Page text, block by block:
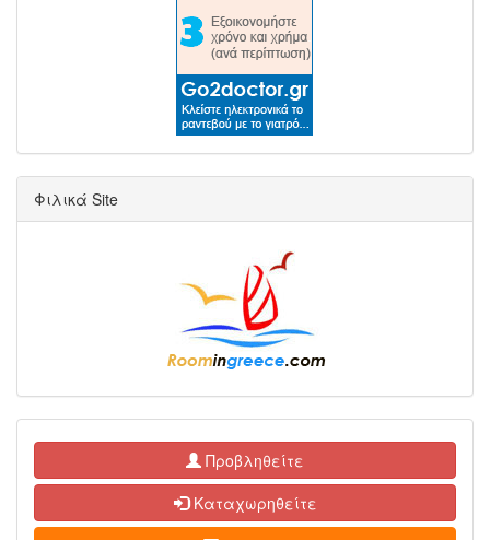
Φιλικά Site
Προβληθείτε
Καταχωρηθείτε